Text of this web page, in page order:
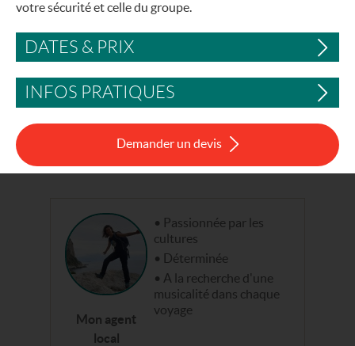
votre sécurité et celle du groupe.
DATES & PRIX
INFOS PRATIQUES
Demander un devis
Mon agent
local
Passionnée par les
cultures
Déterminée
A la recherche d'une
musicalité dans chaque
voyage